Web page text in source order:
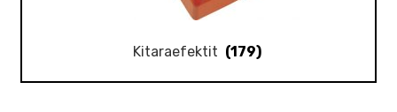
Kitaraefektit (179)